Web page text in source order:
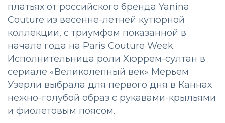
платьях от российского бренда Yanina
Couture из весенне-летней кутюрной
коллекции, с триумфом показанной в
начале года на Paris Couture Week.
Исполнительница роли Хюррем-султан в
сериале «Великолепный век» Мерьем
Узерли выбрала для первого дня в Каннах
нежно-голубой образ с рукавами-крыльями
и фиолетовым поясом.